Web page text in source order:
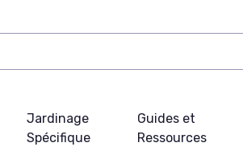
Jardinage
Spécifique
Guides et
Ressources